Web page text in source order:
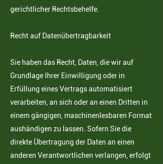
gerichtlicher Rechtsbehelfe.
Recht auf Datenübertragbarkeit
Sie haben das Recht, Daten, die wir auf
Grundlage Ihrer Einwilligung oder in
Erfüllung eines Vertragsautomatisiert
verarbeiten, an sich oder an einen Dritten in
einem gängigen, maschinenlesbaren Format
aushändigen zu lassen. Sofern Sie die
direkte Übertragung der Daten an einen
anderen Verantwortlichen verlangen, erfolgt